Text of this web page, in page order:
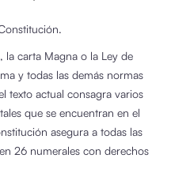
la carta Magna o la Ley de
y todas las demás normas
texto actual consagra varios
que se encuentran en el
asegura a todas las
26 numerales con derechos